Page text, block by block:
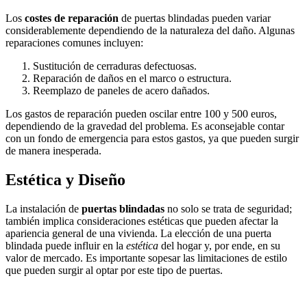
Los costes de reparación de puertas blindadas pueden variar
considerablemente dependiendo de la naturaleza del daño. Algunas
reparaciones comunes incluyen:
Sustitución de cerraduras defectuosas.
Reparación de daños en el marco o estructura.
Reemplazo de paneles de acero dañados.
Los gastos de reparación pueden oscilar entre 100 y 500 euros,
dependiendo de la gravedad del problema. Es aconsejable contar
con un fondo de emergencia para estos gastos, ya que pueden surgir
de manera inesperada.
Estética y Diseño
La instalación de puertas blindadas no solo se trata de seguridad;
también implica consideraciones estéticas que pueden afectar la
apariencia general de una vivienda. La elección de una puerta
blindada puede influir en la estética del hogar y, por ende, en su
valor de mercado. Es importante sopesar las limitaciones de estilo
que pueden surgir al optar por este tipo de puertas.